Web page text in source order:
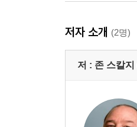
저자 소개 (2명)
저 : 존 스칼지